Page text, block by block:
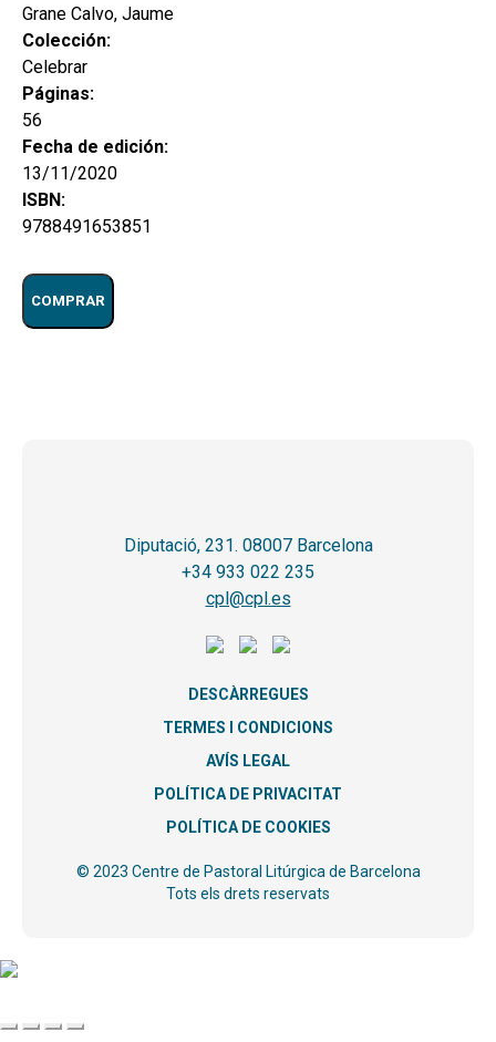
Grane Calvo, Jaume
Colección:
Celebrar
Páginas:
56
Fecha de edición:
13/11/2020
ISBN:
9788491653851
COMPRAR
Diputació, 231. 08007 Barcelona
+34 933 022 235
cpl@cpl.es
DESCÀRREGUES
TERMES I CONDICIONS
AVÍS LEGAL
POLÍTICA DE PRIVACITAT
POLÍTICA DE COOKIES
© 2023 Centre de Pastoral Litúrgica de Barcelona
Tots els drets reservats